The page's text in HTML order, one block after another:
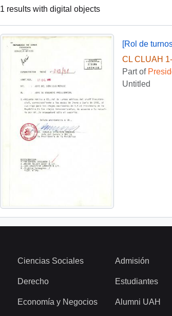
1 results with digital objects
[Rol de
CL CLUAH
Part of
Untitled
Ciencias Sociales
Derecho
Economía y Negocios
Admisión
Estudiantes
Alumni UAH